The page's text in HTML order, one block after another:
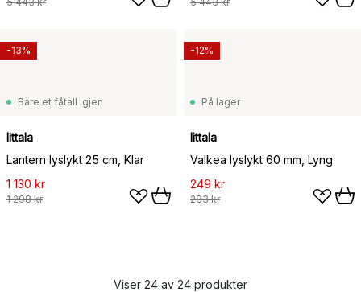
Bare et fåtall igjen
Iittala
Lantern lyslykt 25 cm, Klar
1 130 kr
1 298 kr
-13%
På lager
Iittala
Valkea lyslykt 60 mm, Lyng
249 kr
283 kr
-12%
Viser 24 av 24 produkter